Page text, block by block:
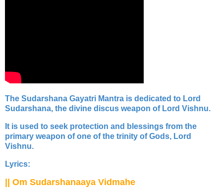
The Sudarshana Gayatri Mantra is dedicated to Lord
Sudarshana, the divine discus weapon of Lord Vishnu.
It is used to seek protection and blessings from the
primary weapon of one of the trinity of Gods, Lord
Vishnu.
Lyrics:
|| Om Sudarshanaaya Vidmahe